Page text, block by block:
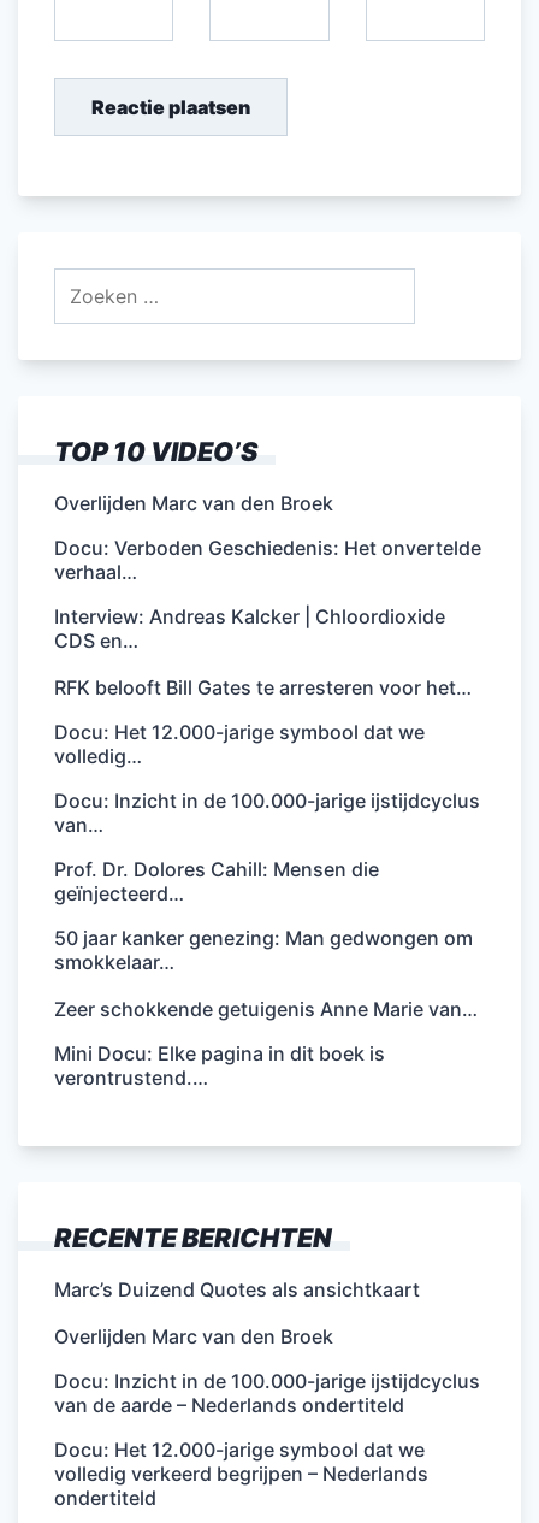
TOP 10 VIDEO’S
Overlijden Marc van den Broek
Docu: Verboden Geschiedenis: Het onvertelde
verhaal…
Interview: Andreas Kalcker | Chloordioxide
CDS en…
RFK belooft Bill Gates te arresteren voor het…
Docu: Het 12.000-jarige symbool dat we
volledig…
Docu: Inzicht in de 100.000-jarige ijstijdcyclus
van…
Prof. Dr. Dolores Cahill: Mensen die
geïnjecteerd…
50 jaar kanker genezing: Man gedwongen om
smokkelaar…
Zeer schokkende getuigenis Anne Marie van…
Mini Docu: Elke pagina in dit boek is
verontrustend.…
RECENTE BERICHTEN
Marc’s Duizend Quotes als ansichtkaart
Overlijden Marc van den Broek
Docu: Inzicht in de 100.000-jarige ijstijdcyclus
van de aarde – Nederlands ondertiteld
Docu: Het 12.000-jarige symbool dat we
volledig verkeerd begrijpen – Nederlands
ondertiteld